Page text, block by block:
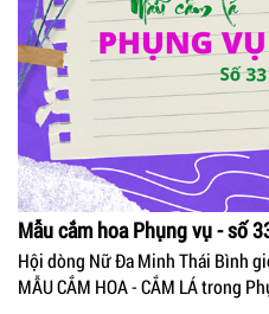
Mẫu cắm hoa Phụng vụ - số
Hội dòng Nữ Đa Minh Thái Bình
MẪU CẮM HOA - CẮM LÁ trong